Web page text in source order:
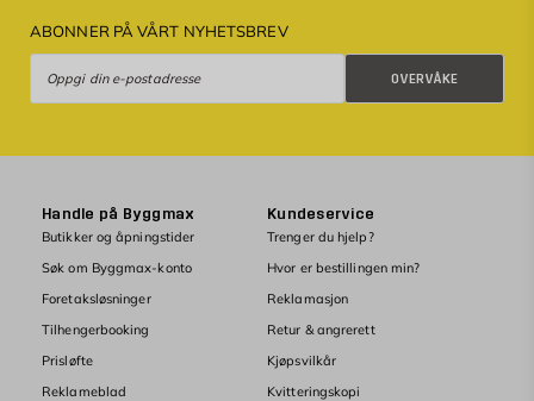
ABONNER PÅ VÅRT NYHETSBREV
OVERVÅKE
Handle på Byggmax
Butikker og åpningstider
Søk om Byggmax-konto
Foretaksløsninger
Tilhengerbooking
Prisløfte
Reklameblad
Kundeservice
Trenger du hjelp?
Hvor er bestillingen min?
Reklamasjon
Retur & angrerett
Kjøpsvilkår
Kvitteringskopi